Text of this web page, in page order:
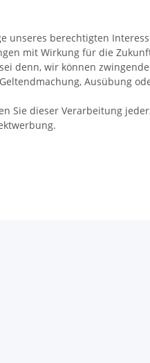
berechtigten
mit Wirkung für die
denn, wir können
Ausübung
Sie dieser Verarbeitung